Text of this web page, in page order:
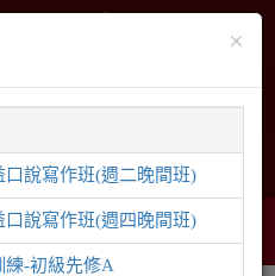
網站導覽
網頁選單
購物車 0
×
口說寫作班(週二晚間班)
口說寫作班(週四晚間班)
練-初級先修A